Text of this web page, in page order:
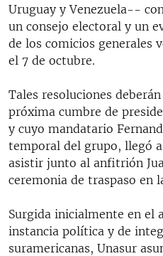
Uruguay y Venezuela--
un consejo electoral y un
de los comicios generales
el 7 de octubre.
Tales resoluciones
próxima cumbre de
y cuyo mandatario
temporal del grupo, llegó
asistir junto al anfitrión
ceremonia de traspaso en
Surgida inicialmente en el
instancia política y de
suramericanas, Unasur